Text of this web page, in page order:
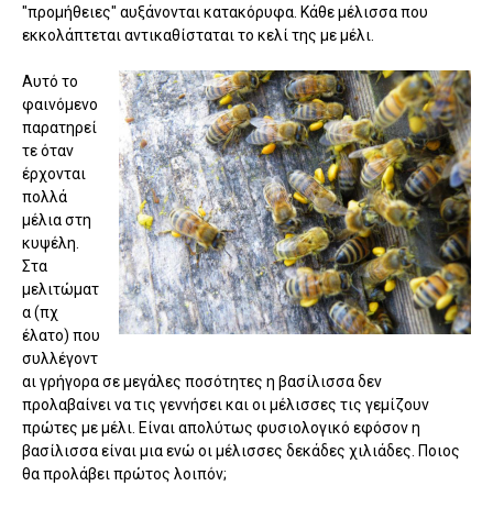
"προμήθειες" αυξάνονται κατακόρυφα. Κάθε μέλισσα που
εκκολάπτεται αντικαθίσταται το κελί της με μέλι.
Αυτό το
φαινόμενο
παρατηρεί
τε όταν
έρχονται
πολλά
μέλια στη
κυψέλη.
Στα
μελιτώματ
α (πχ
έλατο) που
συλλέγοντ
αι γρήγορα σε μεγάλες ποσότητες η βασίλισσα δεν
προλαβαίνει να τις γεννήσει και οι μέλισσες τις γεμίζουν
πρώτες με μέλι. Είναι απολύτως φυσιολογικό εφόσον η
βασίλισσα είναι μια ενώ οι μέλισσες δεκάδες χιλιάδες. Ποιος
θα προλάβει πρώτος λοιπόν;